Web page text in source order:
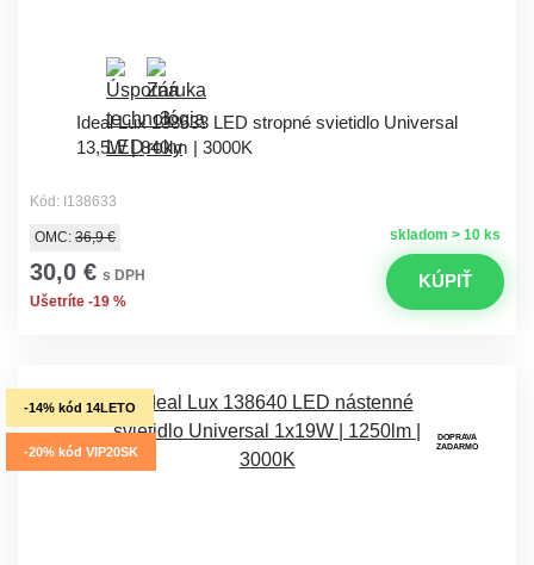
Ideal Lux 138633 LED stropné svietidlo Universal
13,5W | 840lm | 3000K
Kód: I138633
skladom > 10 ks
OMC: 36,9 €
30,0 € s DPH
Ušetríte -19 %
KÚPIŤ
-14% kód 14LETO
-20% kód VIP20SK
DOPRAVA
ZADARMO